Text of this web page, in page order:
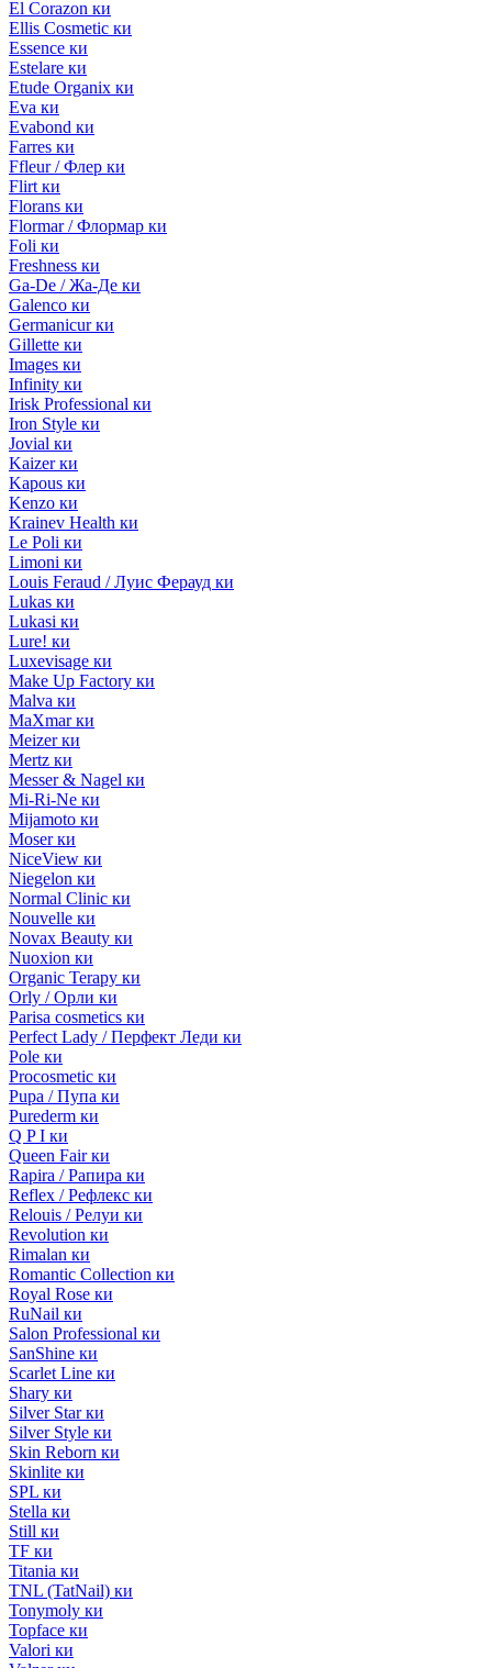
El Corazon ки
Ellis Cosmetic ки
Essence ки
Estelare ки
Etude Organix ки
Eva ки
Evabond ки
Farres ки
Ffleur / Флер ки
Flirt ки
Florans ки
Flormar / Флормар ки
Foli ки
Freshness ки
Ga-De / Жа-Де ки
Galenco ки
Germanicur ки
Gillette ки
Images ки
Infinity ки
Irisk Professional ки
Iron Style ки
Jovial ки
Kaizer ки
Kapous ки
Kenzo ки
Krainev Health ки
Le Poli ки
Limoni ки
Louis Feraud / Луис Ферауд ки
Lukas ки
Lukasi ки
Lure! ки
Luxevisage ки
Make Up Factory ки
Malva ки
MaXmar ки
Meizer ки
Mertz ки
Messer & Nagel ки
Mi-Ri-Ne ки
Mijamoto ки
Moser ки
NiceView ки
Niegelon ки
Normal Clinic ки
Nouvelle ки
Novax Beauty ки
Nuoxion ки
Organic Terapy ки
Orly / Орли ки
Parisa cosmetics ки
Perfect Lady / Перфект Леди ки
Pole ки
Procosmetic ки
Pupa / Пупа ки
Purederm ки
Q P I ки
Queen Fair ки
Rapira / Рапира ки
Reflex / Рефлекс ки
Relouis / Релуи ки
Revolution ки
Rimalan ки
Romantic Collection ки
Royal Rose ки
RuNail ки
Salon Professional ки
SanShine ки
Scarlet Line ки
Shary ки
Silver Star ки
Silver Style ки
Skin Reborn ки
Skinlite ки
SPL ки
Stella ки
Still ки
TF ки
Titania ки
TNL (TatNail) ки
Tonymoly ки
Topface ки
Valori ки